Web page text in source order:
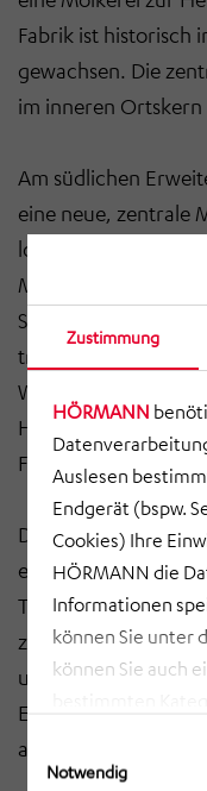
Zustimmung
HÖRMANN
Auslesen
Endgerät (bspw.
Cookies) Ihre
HÖRMANN die
Informationen
können Sie unter
können Sie auch
Sie ein, dass
Notwendig
Fabrik ist historisch
gewachsen. Die
im inneren
Am südlichen
eine neue, zentrale
logistischer
Medienbrücke soll
Straßenseite
transportiert sowie
Weiterhin ist der
Hochregallagers
Fertigprodukte
Die logistische
existierende
Transportbrücke. In
zwei neue Ebenen
und Lagerflächen
Erweiterung ist die
auszubauen.